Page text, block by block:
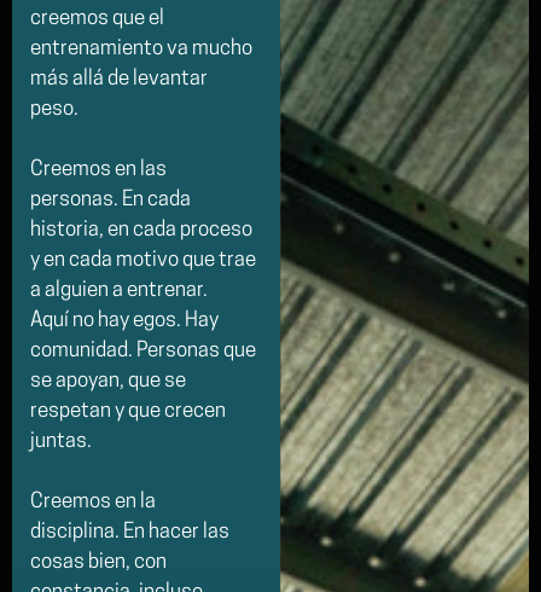
creemos que el
entrenamiento va mucho
más allá de levantar
peso.
Creemos en las
personas. En cada
historia, en cada proceso
y en cada motivo que trae
a alguien a entrenar.
Aquí no hay egos. Hay
comunidad. Personas que
se apoyan, que se
respetan y que crecen
juntas.
Creemos en la
disciplina. En hacer las
cosas bien, con